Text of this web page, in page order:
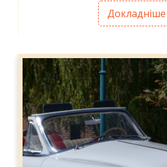
Докладніше